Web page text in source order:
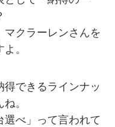
マクラーレンさんを
。
得できるラインナッ
。
選べ」って言われて